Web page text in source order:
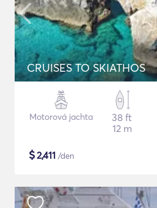
CRUISES TO SKIATHOS
Motorová jachta
38 ft
12 m
$2,411 /den